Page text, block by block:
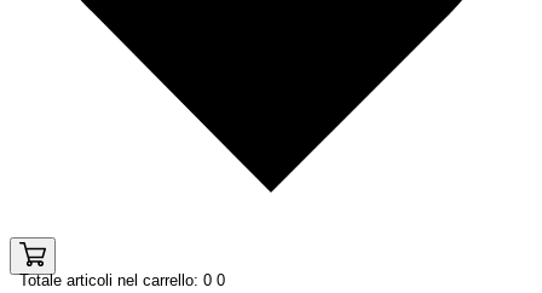
Totale articoli nel carrello: 0 0